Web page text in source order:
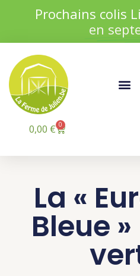
Prochains colis
en
0,00 € 0
Panier
La «
Bleue